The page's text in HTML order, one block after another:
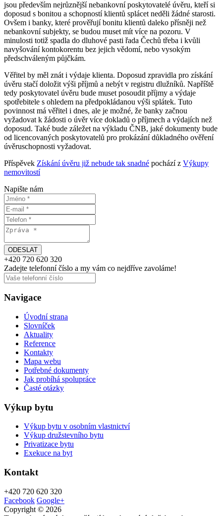
jsou především nejrůznější nebankovní poskytovatelé úvěru, kteří si
doposud s bonitou a schopností klientů splácet neděli žádné starosti.
Ovšem i banky, které prověřují bonitu klientů daleko přísněji než
nebankovní subjekty, se budou muset mít více na pozoru. V
minulosti totiž spadla do dluhové pasti řada Čechů třeba i kvůli
navyšování kontokorentu bez jejich vědomí, nebo vysokým
předschváleným půjčkám.
Věřitel by měl znát i výdaje klienta. Doposud zpravidla pro získání
úvěru stačí doložit výši příjmů a nebýt v registru dlužníků. Napříště
tedy poskytovatel úvěru bude muset posoudit příjmy a výdaje
spotřebitele s ohledem na předpokládanou výši splátek. Tuto
povinnost má věřitel i dnes, ale je možné, že banky začnou
vyžadovat k žádosti o úvěr více dokladů o příjmech a výdajích než
doposud. Také bude záležet na výkladu ČNB, jaké dokumenty bude
od licencovaných poskytovatelů pro prokázání důkladného ověření
úvěruschopnosti vyžadovat.
Příspěvek Získání úvěru již nebude tak snadné pochází z Výkupy
nemovitostí
Napište nám
+420 720 620 320
Zadejte telefonní číslo a my vám co nejdříve zavoláme!
Navigace
Úvodní strana
Slovníček
Aktuality
Reference
Kontakty
Mapa webu
Potřebné dokumenty
Jak probíhá spolupráce
Časté otázky
Výkup bytu
Výkup bytu v osobním vlastnictví
Výkup družstevního bytu
Privatizace bytu
Exekuce na byt
Kontakt
+420 720 620 320
Facebook Google+
Copyright © 2026